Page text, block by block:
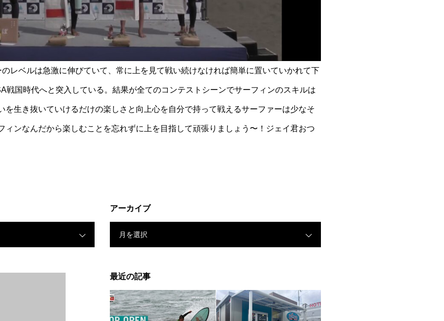
レベルは急激に伸びていて、常に上を見て戦い続けなければ簡単に置いていかれて下
戦国時代へと突入している。結果が全てのコンテストシーンでサーフィンのスキルは
を生き抜いていけるだけの楽しさと向上心を自分で持って戦えるサーファーは少なそ
ンなんだから楽しむことを忘れずに上を目指して頑張りましょう〜！ジェイ君おつ
アーカイブ
月を選択
最近の記事